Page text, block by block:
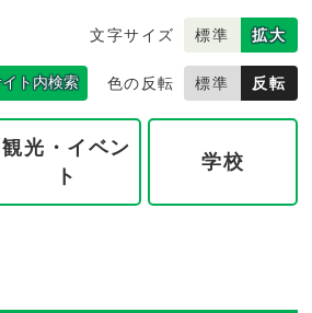
文字サイズ 標準 拡大
ト内検索 色の反転 標準 反転
観光・イベン
ト
学校